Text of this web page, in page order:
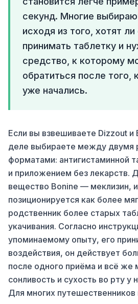
секунд. Многие
исходя из того, хотят
принимать таблетку и
средство, к которому
обратиться после того,
уже начались.
Если вы взвешиваете Dizzout
деле выбираете между двумя
форматами: антигистаминной
и приложением без лекарств.
вещество Bonine — меклизин,
позиционируется как более
родственник более старых
укачивания. Согласно
упоминаемому опыту, его
воздействия, он действует
после одного приёма и всё же
сонливость и сухость во рту
Для многих путешественников